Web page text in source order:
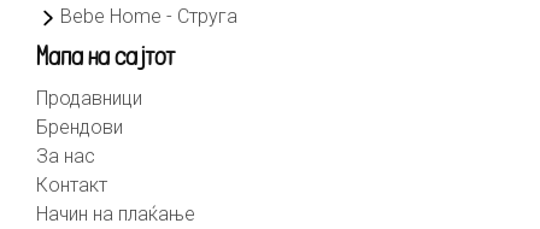
Bebe Home - Струга
Мапа на сајтот
Продавници
Брендови
За нас
Контакт
Начин на плаќање